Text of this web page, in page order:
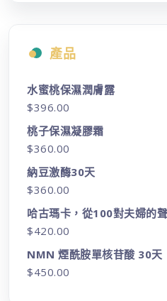
產品
水蜜桃保濕潤膚露
$396.00
桃子保濕凝膠霜
$360.00
納豆激酶30天
$360.00
哈古瑪卡，從100對夫婦的
$420.00
NMN 煙酰胺單核苷酸 30天
$450.00